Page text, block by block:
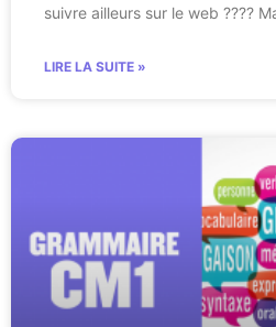
suivre ailleurs sur le web ????
LIRE LA SUITE »